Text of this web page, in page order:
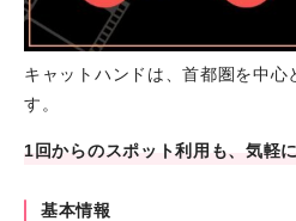
キャットハンドは、首都圏を中
す。
1回からのスポット利用も、気軽
基本情報